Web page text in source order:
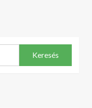
Keresés